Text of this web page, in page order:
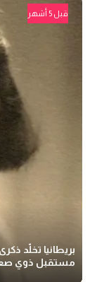
قبل 5 أشهر
بريطانيا تخلّد
مستقبل ذوي